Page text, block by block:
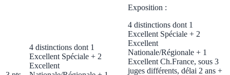
4 distinctions dont 1
Excellent Spéciale + 2
Excellent
Exposition :
4 distinctions dont 1
Excellent Spéciale + 2
Excellent
Nationale/Régionale + 1
Excellent Ch.France, sous 3
juges différents, délai 2 ans +